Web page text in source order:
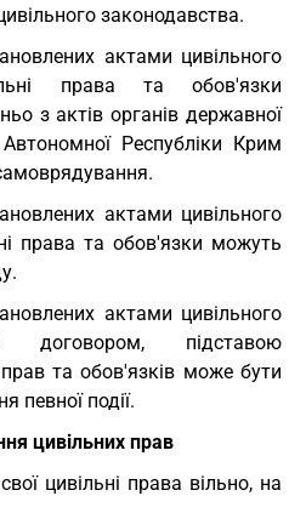
законодавства.
актами цивільного
права та обов'язки
з актів органів державної
Республіки Крим
актами цивільного
права та обов'язки можуть
актами цивільного
договором, підставою
та обов'язків може бути
певної події.
цивільних прав
цивільні права вільно, на